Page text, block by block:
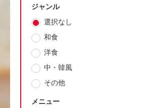
ジャンル
選択なし
和食
洋食
中・韓風
その他
メニュー